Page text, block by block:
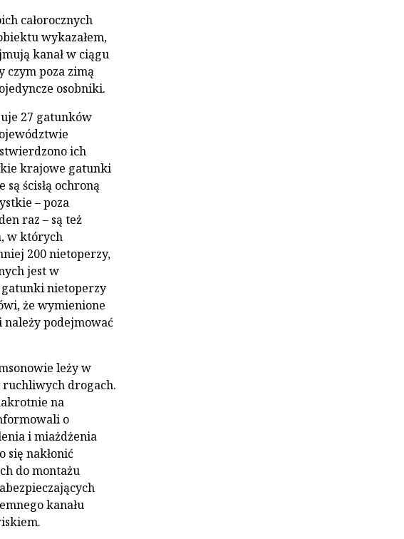
całorocznych
wykazałem,
kanał w ciągu
czym poza zimą
osobniki.
27 gatunków
ich
krajowe gatunki
ścisłą ochroną
– poza
raz – są też
w których
200 nietoperzy,
jest w
nietoperzy
że wymienione
podejmować
leży w
drogach.
na
o
i miażdżenia
się nakłonić
do montażu
kanału